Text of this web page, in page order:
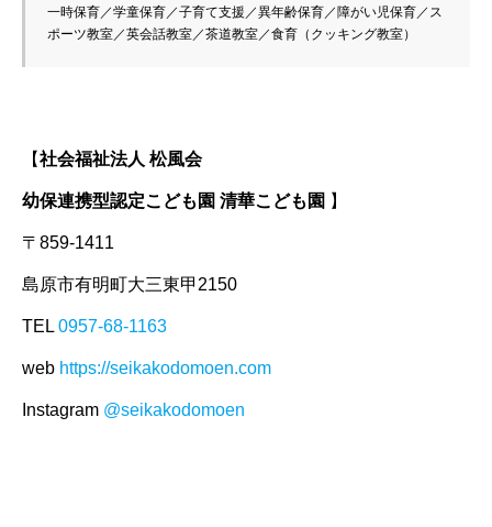
一時保育／学童保育／子育て支援／異年齢保育／障がい児保育／ス
ポーツ教室／英会話教室／茶道教室／食育（クッキング教室）
【社会福祉法人 松風会
幼保連携型認定こども園 清華こども園 】
〒859-1411
島原市有明町大三東甲2150
TEL 0957-68-1163
web https://seikakodomoen.com
Instagram @seikakodomoen